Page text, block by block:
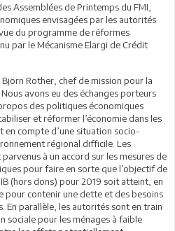
Assemblées de Printemps du FMI,
envisagées par les autorités
du programme de réformes
par le Mécanisme Elargi de Crédit
Rother, chef de mission pour la
avons eu des échanges porteurs
des politiques économiques
et réformer l’économie dans les
compte d’une situation socio-
régional difficile. Les
à un accord sur les mesures de
pour faire en sorte que l’objectif de
(hors dons) pour 2019 soit atteint, en
contenir une dette et des besoins
En parallèle, les autorités sont en train
sociale pour les ménages à faible